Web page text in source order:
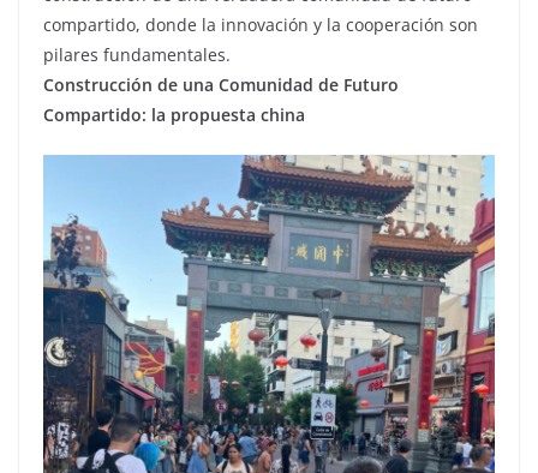
compartido, donde la innovación y la cooperación son
pilares fundamentales.
Construcción de una Comunidad de Futuro
Compartido: la propuesta china